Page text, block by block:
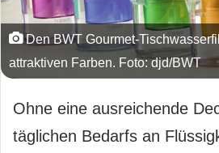
Den BWT Gourmet-
attraktiven Farben. Foto: djd/BWT
Ohne eine ausreichende
täglichen Bedarfs an